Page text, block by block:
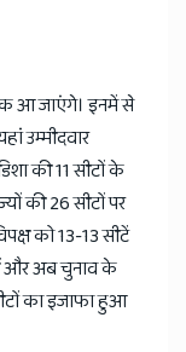
आ जाएंगे। इनमें से
उम्मीदवार
की 11 सीटों के
की 26 सीटों पर
को 13-13 सीटें
और अब चुनाव के
का इजाफा हुआ